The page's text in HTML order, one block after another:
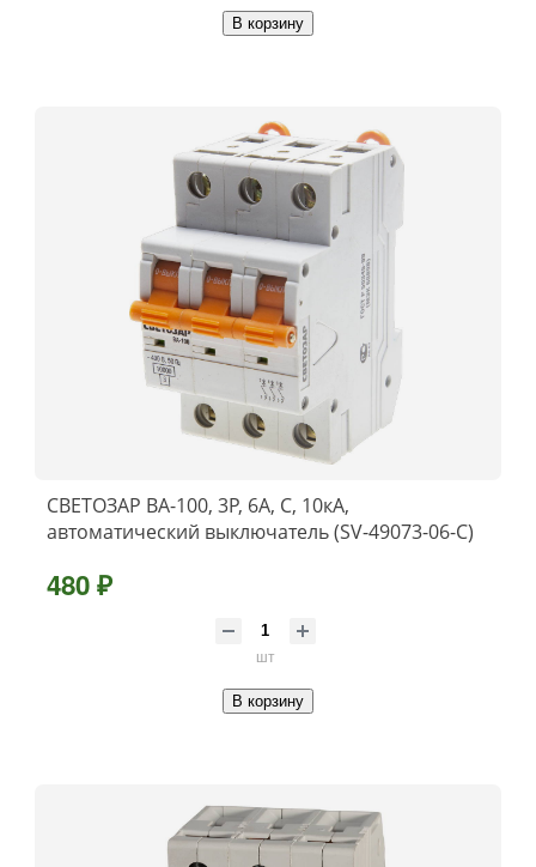
В корзину
СВЕТОЗАР ВА-100, 3P, 6А, C, 10кА,
автоматический выключатель (SV-49073-06-C)
480 ₽
шт
В корзину